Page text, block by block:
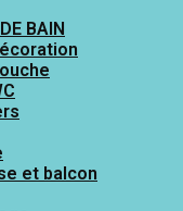
BAIN
et balcon